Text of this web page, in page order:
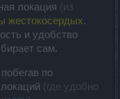
локация (из
жестокосердых.
и удобство
сам.
по
(где удобно